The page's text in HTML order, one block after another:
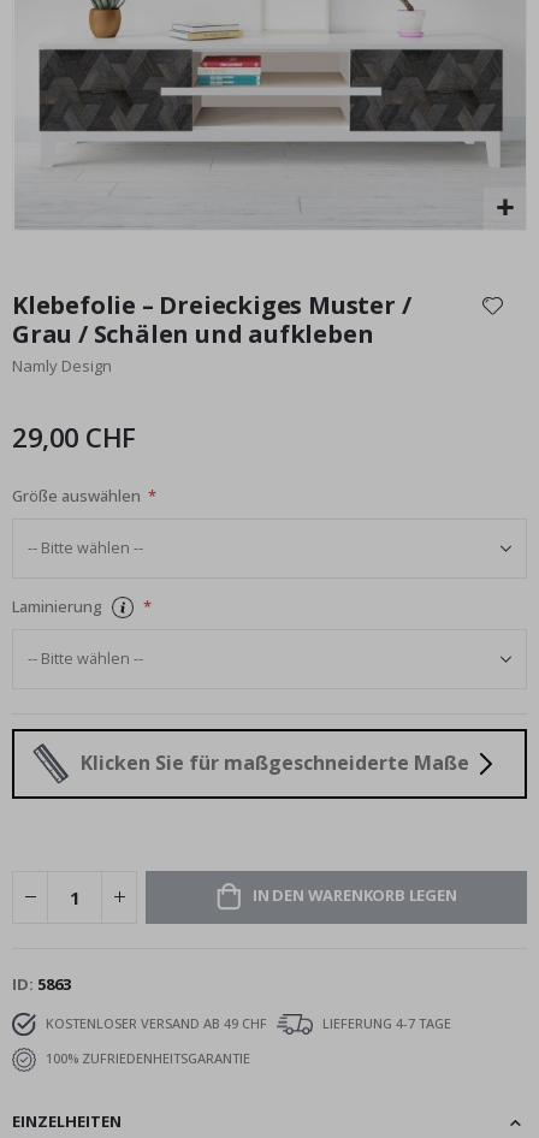
Special
Price
15,00 €
Anfang
der
Bildgalerie
springen
Klebefolie – Dreieckiges Muster /
Grau / Schälen und aufkleben
Namly Design
29,00 CHF
Größe auswählen
Laminierung
Klicken Sie für maßgeschneiderte Maße
IN DEN WARENKORB LEGEN
ID 5863
KOSTENLOSER VERSAND AB 49 CHF
LIEFERUNG 4-7 TAGE
100% ZUFRIEDENHEITSGARANTIE
EINZELHEITEN